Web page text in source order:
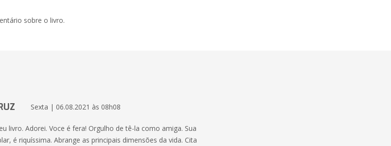
sobre o livro.
Sexta | 06.08.2021 às 08h08
livro. Adorei. Voce é fera! Orgulho de tê-la como amiga. Sua
é riquíssima. Abrange as principais dimensões da vida. Cita